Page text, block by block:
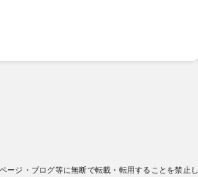
ージ・ブログ等に無断で転載・転用することを禁止し